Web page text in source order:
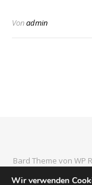
Vonadmin
Bard Theme vonWP
Wir verwenden